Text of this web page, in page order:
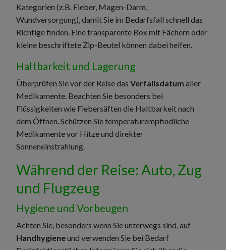
Kategorien (z.B. Fieber, Magen-Darm,
Wundversorgung), damit Sie im Bedarfsfall schnell das
Richtige finden. Eine transparente Box mit Fächern oder
kleine beschriftete Zip-Beutel können dabei helfen.
Haltbarkeit und Lagerung
Überprüfen Sie vor der Reise das Verfallsdatum aller
Medikamente. Beachten Sie besonders bei
Flüssigkeiten wie Fiebersäften die Haltbarkeit nach
dem Öffnen. Schützen Sie temperaturempfindliche
Medikamente vor Hitze und direkter
Sonneneinstrahlung.
Während der Reise: Auto, Zug
und Flugzeug
Hygiene und Vorbeugen
Achten Sie, besonders wenn Sie unterwegs sind, auf
Handhygieneund verwenden Sie bei Bedarf